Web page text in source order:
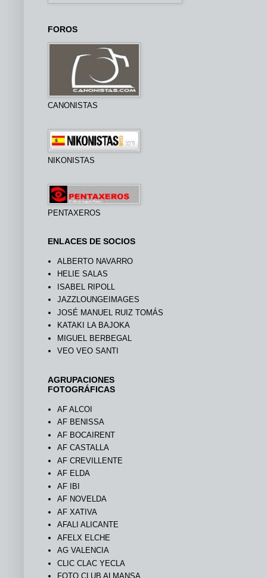
FOROS
CANONISTAS
NIKONISTAS
PENTAXEROS
ENLACES DE SOCIOS
ALBERTO NAVARRO
HELIE SALAS
ISABEL RIPOLL
JAZZLOUNGEIMAGES
JOSÉ MANUEL RUIZ TOMÁS
KATAKI LA BAJOKA
MIGUEL BERBEGAL
VEO VEO SANTI
AGRUPACIONES
FOTOGRÁFICAS
AF ALCOI
AF BENISSA
AF BOCAIRENT
AF CASTALLA
AF CREVILLENTE
AF ELDA
AF IBI
AF NOVELDA
AF XATIVA
AFALI ALICANTE
AFELX ELCHE
AG VALENCIA
CLIC CLAC YECLA
FOTO CLUB ALMANSA